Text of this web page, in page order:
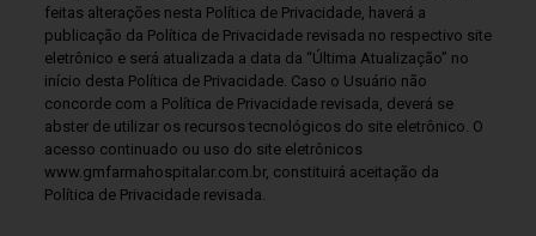
feitas alterações nesta Política de Privacidade, haverá a
publicação da Política de Privacidade revisada no respectivo site
eletrônico e será atualizada a data da “Última Atualização” no
início desta Política de Privacidade. Caso o Usuário não
concorde com a Política de Privacidade revisada, deverá se
abster de utilizar os recursos tecnológicos do site eletrônico. O
acesso continuado ou uso do site eletrônicos
www.gmfarmahospitalar.com.br, constituirá aceitação da
Política de Privacidade revisada.